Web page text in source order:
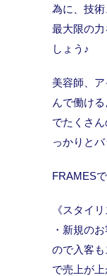
為に、技
最大限の
しょう♪
美容師、
んで働け
でたくさ
っかりと
FRAMES
《スタイリ
・新規の
ので入客
で売上が上